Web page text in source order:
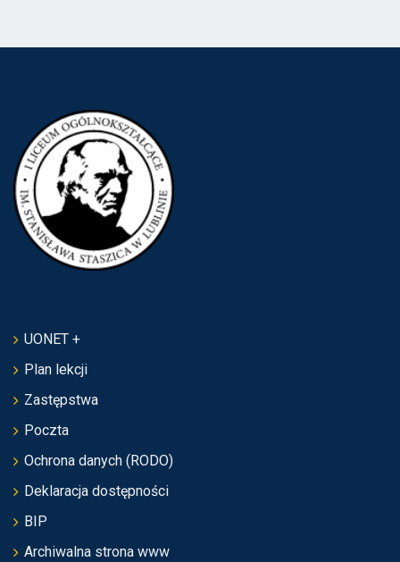
UONET +
Plan lekcji
Zastępstwa
Poczta
Ochrona danych (RODO)
Deklaracja dostępności
BIP
Archiwalna strona www